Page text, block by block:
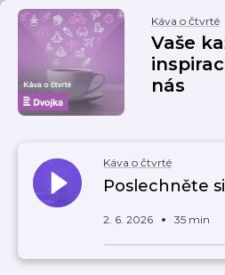
Káva o čtvrté
Vaše
nás
Káva o čtvrté
Poslechněte
2. 6. 2026 35 min